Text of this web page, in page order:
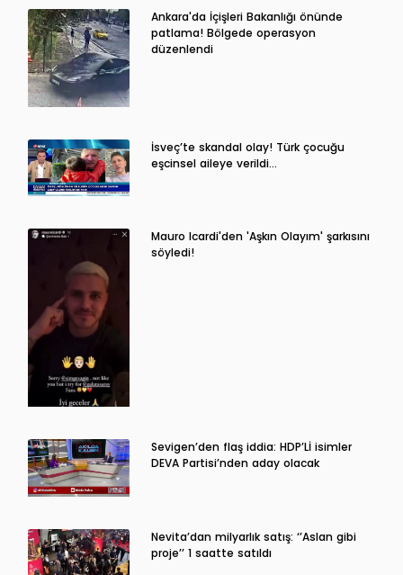
Ankara'da İçişleri Bakanlığı önünde
patlama! Bölgede operasyon
düzenlendi
İsveç’te skandal olay! Türk çocuğu
eşcinsel aileye verildi…
Mauro Icardi'den 'Aşkın Olayım' şarkısını
söyledi!
Sevigen’den flaş iddia: HDP’Lİ isimler
DEVA Partisi’nden aday olacak
Nevita’dan milyarlık satış: ‘’Aslan gibi
proje’’ 1 saatte satıldı